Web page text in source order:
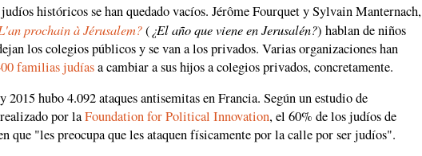
históricos se han quedado vacíos. Jérôme Fourquet y Sylvain Manternach,
prochain à Jérusalem?( ¿El año que viene en Jerusalén?) hablan de niños
los colegios públicos y se van a los privados. Varias organizaciones han
familias judíasa cambiar a sus hijos a colegios privados, concretamente.
2015 hubo 4.092 ataques antisemitas en Francia. Según un estudio de
por laFoundation for Political Innovation, el 60% de los judíos de
que "les preocupa que les ataquen físicamente por la calle por ser judíos".